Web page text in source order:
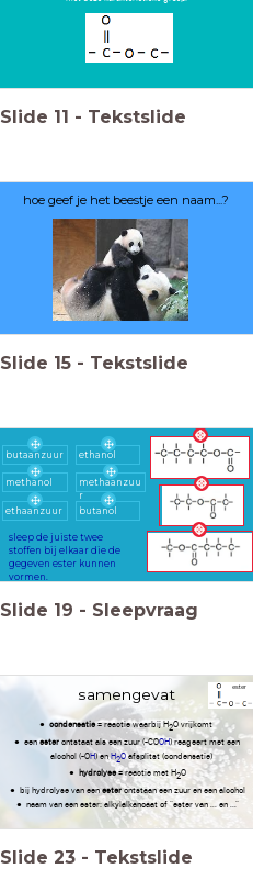
Slide 11 - Tekstslide
hoe geef je het beestje een naam...?
Slide 15 - Tekstslide
sleep de juiste twee
stoffen bij elkaar die de
gegeven ester kunnen
vormen.
methaanzuu
r
butaanzuur
ethaanzuur butanol
ethanol
methanol
Slide 19 - Sleepvraag
samengevat
condensatie= reactie waarbij H2O vrijkomt
eenesterontstaat als een zuur (-COOH) reageert met een
alcohol (-OH) enH2Oafsplitst (condensatie)
hydrolyse= reactie met H2O
bij hydrolyse van eenesterontstaan een zuur en een alcohol
naam van een ester: alkylalkanoaat of "ester van ... en ..."
ester
Slide 23 - Tekstslide